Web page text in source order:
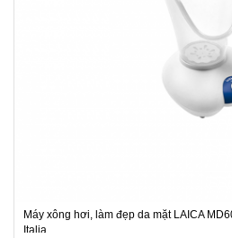
Máy xông hơi, làm đẹp da mặt LAICA
Italia